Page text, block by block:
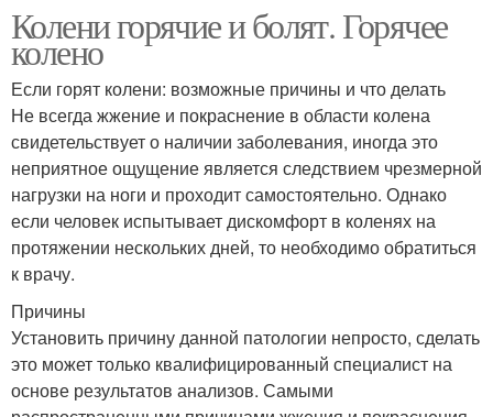
Колени горячие и болят. Горячее
колено
Если горят колени: возможные причины и что делать
Не всегда жжение и покраснение в области колена
свидетельствует о наличии заболевания, иногда это
неприятное ощущение является следствием чрезмерной
нагрузки на ноги и проходит самостоятельно. Однако
если человек испытывает дискомфорт в коленях на
протяжении нескольких дней, то необходимо обратиться
к врачу.
Причины
Установить причину данной патологии непросто, сделать
это может только квалифицированный специалист на
основе результатов анализов. Самыми